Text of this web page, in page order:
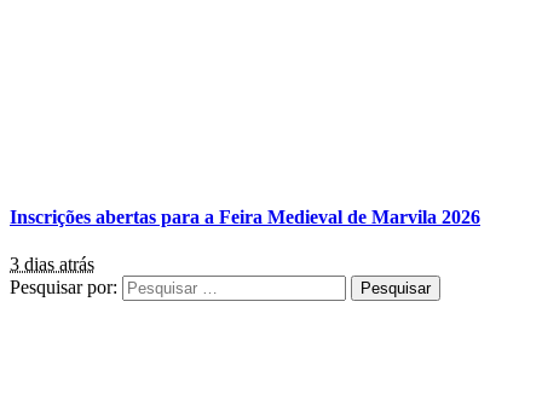
Inscrições abertas para a Feira Medieval de Marvila 2026
3 dias atrás
Pesquisar por: